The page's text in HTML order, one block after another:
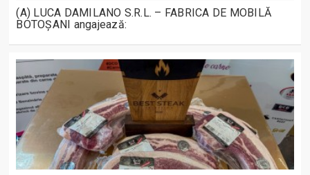
(A) LUCA DAMILANO S.R.L. – FABRICA DE MOBILĂ
BOTOȘANI angajează: